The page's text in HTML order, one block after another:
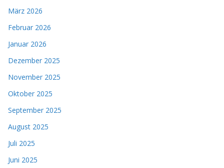
März 2026
Februar 2026
Januar 2026
Dezember 2025
November 2025
Oktober 2025
September 2025
August 2025
Juli 2025
Juni 2025